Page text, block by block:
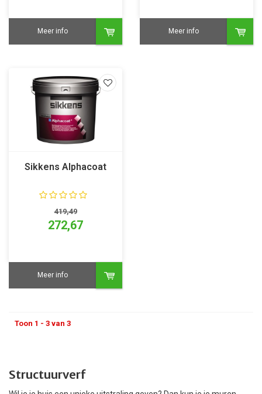
Meer info Meer info
Sikkens Alphacoat
419,49
272,67
Meer info
Toon 1 - 3 van 3
Structuurverf